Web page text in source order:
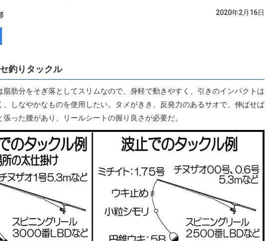
2020年2月16日
釣りタックル
脂肪分をそぎ落としてスリムなので、身軽で動きやすく、引きのインパクトは
、しなやかなものを使用したい。タメがきき、反発力のあるサオで、伸ばせば
った腰があり、リールシートの握り良さが必要だ。